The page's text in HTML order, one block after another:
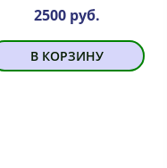
2500 руб.
В КОРЗИНУ